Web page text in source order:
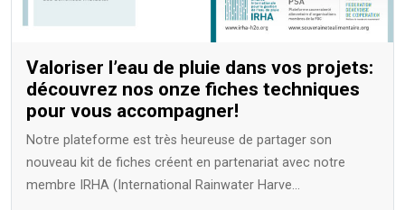
Valoriser l’eau de pluie dans vos projets:
découvrez nos onze fiches techniques
pour vous accompagner!
Notre plateforme est très heureuse de partager son
nouveau kit de fiches créent en partenariat avec notre
membre IRHA (International Rainwater Harve...